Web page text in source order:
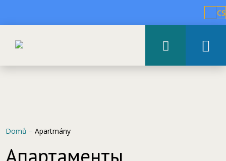
CS
Domů –Apartmány